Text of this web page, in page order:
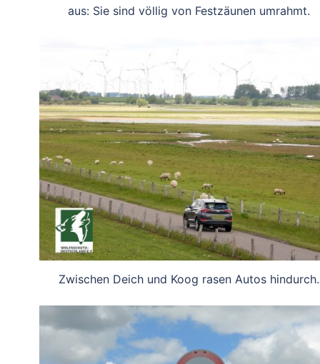
aus: Sie sind völlig von Festzäunen umrahmt.
Zwischen Deich und Koog rasen Autos hindurch.